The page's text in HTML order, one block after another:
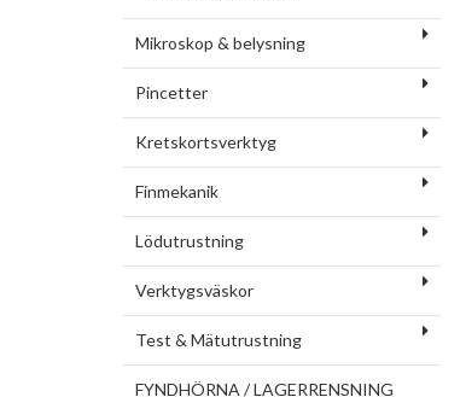
Mikroskop & belysning
Pincetter
Kretskortsverktyg
Finmekanik
Lödutrustning
Verktygsväskor
Test & Mätutrustning
FYNDHÖRNA / LAGERRENSNING